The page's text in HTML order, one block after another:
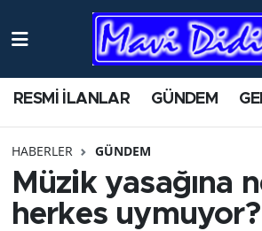
RESMİ İLANLAR GÜNDEM
HABERLER GÜNDEM
Müzik yasağına
herkes uymuyor?
ANTİK YERLER
AYDIN
BİLİM VE TEKNOLOJİ
Nöbetçi Eczaneler
Namaz Vakitleri
Trafik Durumu